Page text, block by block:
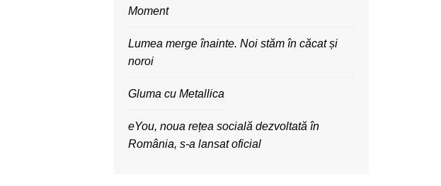
Moment
Lumea merge înainte. Noi stăm în căcat și
noroi
Gluma cu Metallica
eYou, noua rețea socială dezvoltată în
România, s-a lansat oficial